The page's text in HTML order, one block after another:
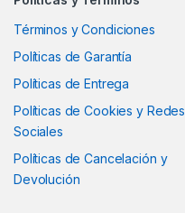
Términos y Condiciones
Políticas de Garantía
Políticas de Entrega
Políticas de Cookies y Redes
Sociales
Políticas de Cancelación y
Devolución